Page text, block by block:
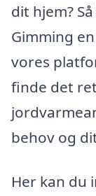
dit hjem?
Gimming
vores
finde det
behov og
Her kan du